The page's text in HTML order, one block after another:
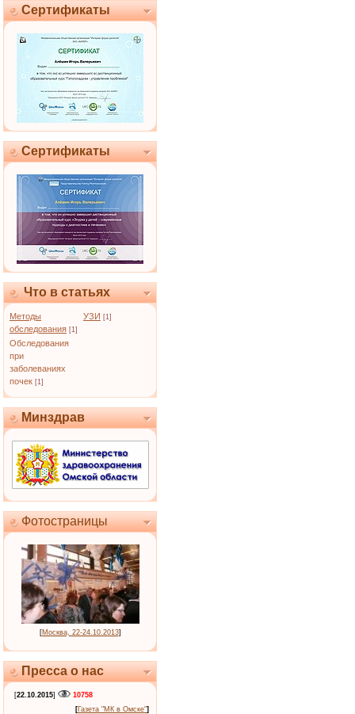
Сертификаты
Сертификаты
Что в статьях
Методы
обследования [1]
УЗИ [1]
Обследования
при
заболеваниях
почек [1]
Минздрав
Фотостраницы
[Москва, 22-24.10.2013]
Пресса о нас
[22.10.2015]
10758
[Газета "МК в Омске"]